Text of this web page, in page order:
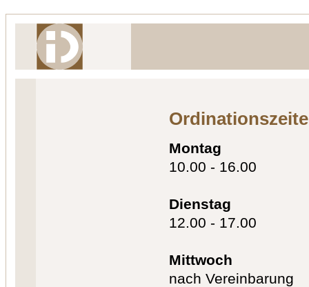
Montag
10.00 - 16.00
Dienstag
12.00 - 17.00
Mittwoch
nach Vereinbarung